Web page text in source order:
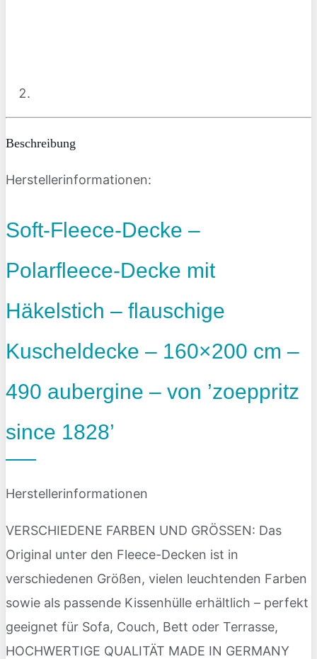
Beschreibung
Herstellerinformationen:
Soft-Fleece-Decke –
Polarfleece-Decke mit
Häkelstich – flauschige
Kuscheldecke – 160×200 cm –
490 aubergine – von ’zoeppritz
since 1828’
Herstellerinformationen
VERSCHIEDENE FARBEN UND GRÖSSEN: Das
Original unter den Fleece-Decken ist in
verschiedenen Größen, vielen leuchtenden Farben
sowie als passende Kissenhülle erhältlich – perfekt
geeignet für Sofa, Couch, Bett oder Terrasse,
HOCHWERTIGE QUALITÄT MADE IN GERMANY